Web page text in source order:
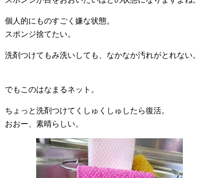
個人的にものすごく嫌な状態。
スポンジ捨てたい。
洗剤つけてもみ洗いしても、なかなか汚れがとれない。
でもこのはなまるネット。
ちょっと洗剤つけてくしゅくしゅしたら復活。
おおー、素晴らしい。